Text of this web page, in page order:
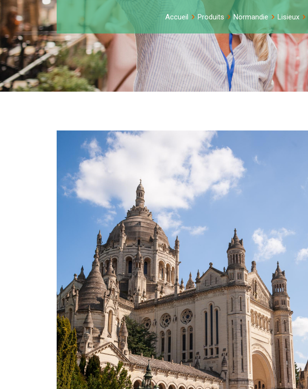
Accueil Produits Normandie Lisieux